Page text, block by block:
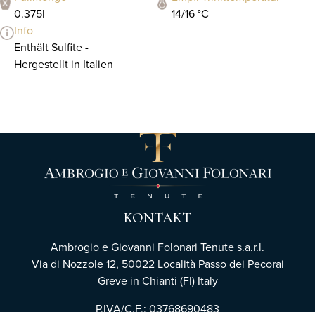
0.375l
14/16 °C
Info
Enthält Sulfite -
Hergestellt in Italien
KONTAKT
Ambrogio e Giovanni Folonari Tenute s.a.r.l.
Via di Nozzole 12, 50022 Località Passo dei Pecorai
Greve in Chianti (FI) Italy
P.IVA/C.F.: 03768690483